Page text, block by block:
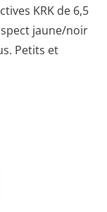
KRK de 6,5
jaune/noir
Petits et